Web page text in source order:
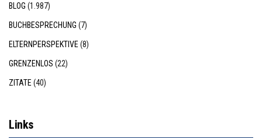
BLOG (1.987)
BUCHBESPRECHUNG (7)
ELTERNPERSPEKTIVE(8)
GRENZENLOS (22)
ZITATE(40)
Links